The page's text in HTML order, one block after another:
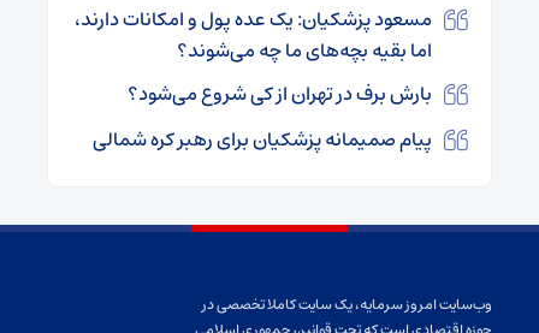
مسعود پزشکیان: یک عده پول و امکانات دارند،
اما بقیه بچه‌های ما چه می‌شوند؟
بارش برف در تهران از کی شروع می‌شود؟
پیام صمیمانه پزشکیان برای رهبر کره شمالی
وب‌سایت امروز سرمایه، یک سایت کاملا تخصصی در